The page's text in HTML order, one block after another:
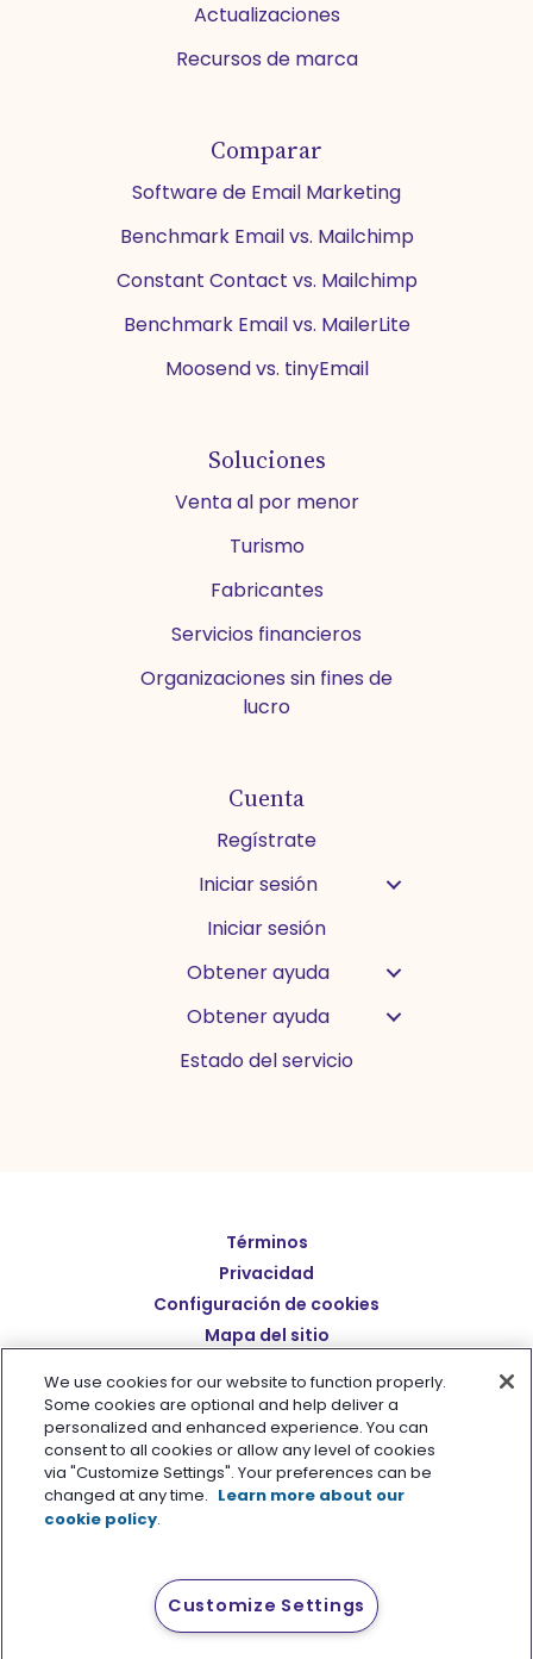
Actualizaciones
Recursos de marca
Comparar
Software de Email Marketing
Benchmark Email vs. Mailchimp
Constant Contact vs. Mailchimp
Benchmark Email vs. MailerLite
Moosend vs. tinyEmail
Soluciones
Venta al por menor
Turismo
Fabricantes
Servicios financieros
Organizaciones sin fines de
lucro
Cuenta
Regístrate
Iniciar sesión
Iniciar sesión
Obtener ayuda
Obtener ayuda
Estado del servicio
Términos
Privacidad
Configuración de cookies
Mapa del sitio
English
Deutsch
繁體中文
简体中文
日本語
Italiano
Português (BR)
© Polaris Software,LLC 粤ICP备14001834号Benchmark
Email® es una marca comercial registrada dePolaris
Software, LLC
We use cookies for our website to function properly.
Some cookies are optional and help deliver a
personalized and enhanced experience. You can
consent to all cookies or allow any level of cookies
via "Customize Settings". Your preferences can be
changed at any time. Learn more about our
cookie policy.
Customize Settings